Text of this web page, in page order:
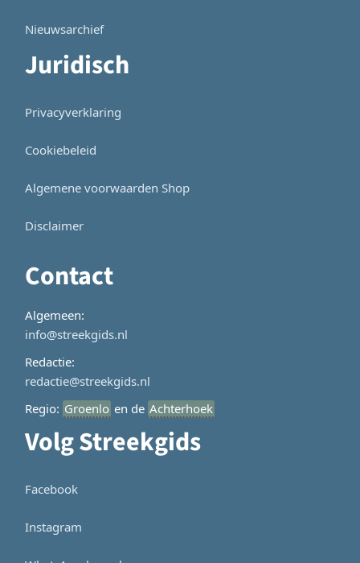
Nieuwsarchief
Juridisch
Privacyverklaring
Cookiebeleid
Algemene voorwaarden Shop
Disclaimer
Contact
Algemeen:
info@streekgids.nl
Redactie:
redactie@streekgids.nl
Regio: Groenlo en de Achterhoek
Volg Streekgids
Facebook
Instagram